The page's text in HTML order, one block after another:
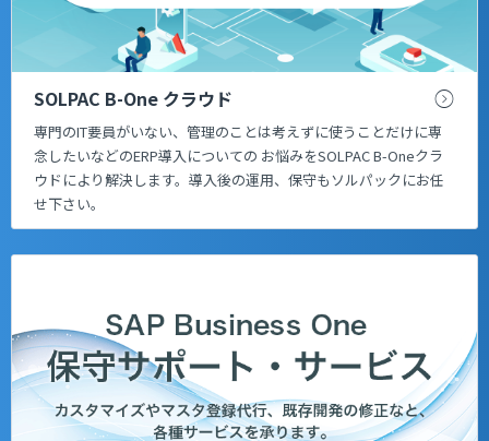
SOLPAC B-One クラウド
専門のIT要員がいない、管理のことは考えずに使うことだけに専
念したいなどのERP導入についての お悩みをSOLPAC B-Oneクラ
ウドにより解決します。導入後の運用、保守もソルパックにお任
せ下さい。